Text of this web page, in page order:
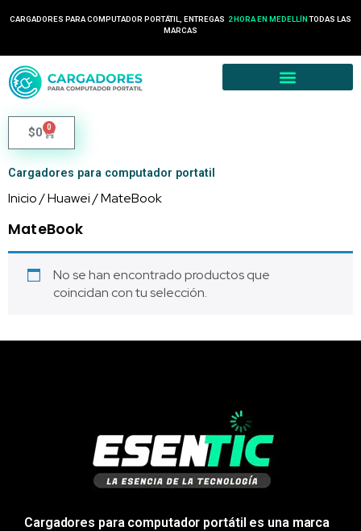
CARGADORES PARA COMPUTADOR PORTÁTIL, ENTREGAS 2 HORA EN MEDELLÍN TODAS LAS
MARCAS
$0 0
Cargadores para computador portatil
Inicio/Huawei/ MateBook
MateBook
No se han encontrado productos que
coincidan con tu selección.
Cargadores para computador portátil es una marca